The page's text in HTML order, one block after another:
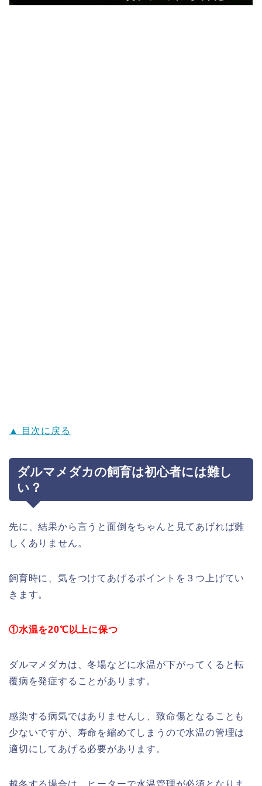
▲ 目次に戻る
ダルマメダカの飼育は初心者には難し
い？
先に、結果から言うと面倒をちゃんと見てあげれば難
しくありません。
飼育時に、気をつけてあげるポイントを３つ上げてい
きます。
①水温を20℃以上に保つ
ダルマメダカは、冬場などに水温が下がってくると転
覆病を発症することがあります。
感染する病気ではありませんし、致命傷となることも
少ないですが、寿命を縮めてしまうので水温の管理は
適切にしてあげる必要があります。
越冬する場合は、ヒーターで水温管理が必須となりま